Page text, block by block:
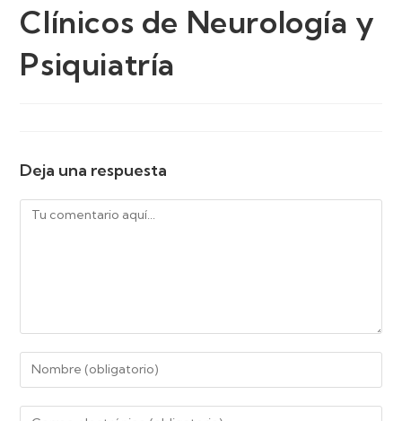
Clínicos de Neurología y
Psiquiatría
Deja una respuesta